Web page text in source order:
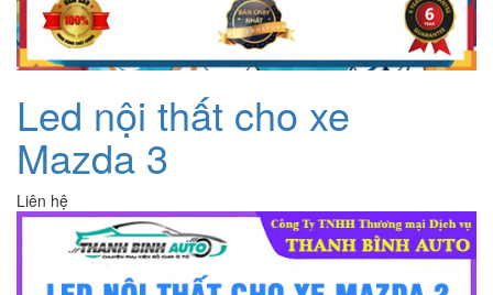
Led nội thất cho xe
Mazda 3
Liên hệ